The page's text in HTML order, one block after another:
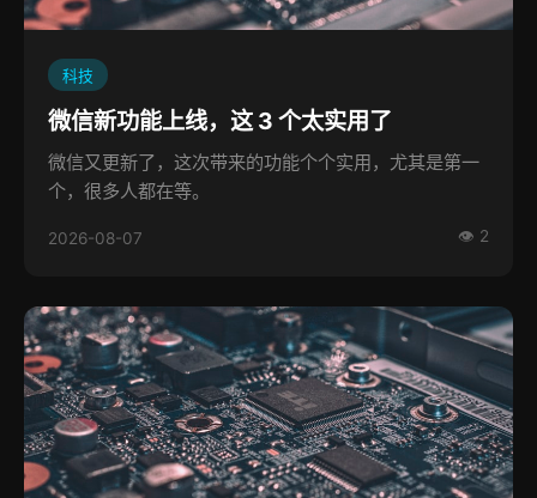
科技
微信新功能上线，这 3 个太实用了
微信又更新了，这次带来的功能个个实用，尤其是第一
个，很多人都在等。
2026-08-07 👁 2